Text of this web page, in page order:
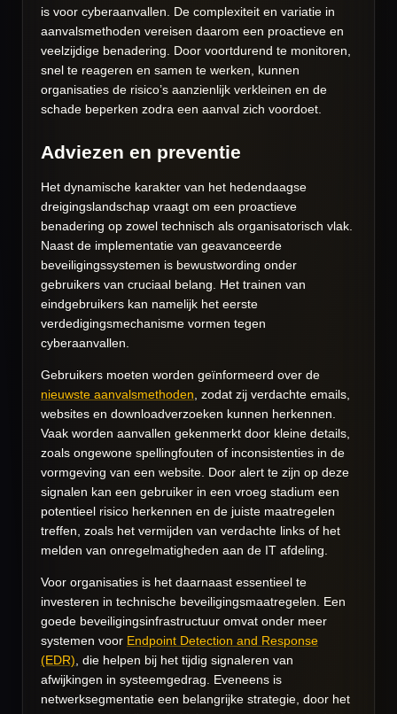
is voor cyberaanvallen. De complexiteit en variatie in
aanvalsmethoden vereisen daarom een proactieve en
veelzijdige benadering. Door voortdurend te monitoren,
snel te reageren en samen te werken, kunnen
organisaties de risico’s aanzienlijk verkleinen en de
schade beperken zodra een aanval zich voordoet.
Adviezen en preventie
Het dynamische karakter van het hedendaagse
dreigingslandschap vraagt om een proactieve
benadering op zowel technisch als organisatorisch vlak.
Naast de implementatie van geavanceerde
beveiligingssystemen is bewustwording onder
gebruikers van cruciaal belang. Het trainen van
eindgebruikers kan namelijk het eerste
verdedigingsmechanisme vormen tegen
cyberaanvallen.
Gebruikers moeten worden geïnformeerd over de
nieuwste aanvalsmethoden, zodat zij verdachte emails,
websites en downloadverzoeken kunnen herkennen.
Vaak worden aanvallen gekenmerkt door kleine details,
zoals ongewone spellingfouten of inconsistenties in de
vormgeving van een website. Door alert te zijn op deze
signalen kan een gebruiker in een vroeg stadium een
potentieel risico herkennen en de juiste maatregelen
treffen, zoals het vermijden van verdachte links of het
melden van onregelmatigheden aan de IT afdeling.
Voor organisaties is het daarnaast essentieel te
investeren in technische beveiligingsmaatregelen. Een
goede beveiligingsinfrastructuur omvat onder meer
systemen voor Endpoint Detection and Response
(EDR), die helpen bij het tijdig signaleren van
afwijkingen in systeemgedrag. Eveneens is
netwerksegmentatie een belangrijke strategie, door het